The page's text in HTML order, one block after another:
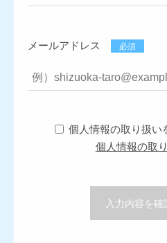
メールアドレス 必須
個人情報の取り扱い
個人情報の取
入力内容を確